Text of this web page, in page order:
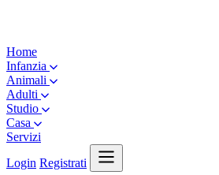
Home
Infanzia
Animali
Adulti
Studio
Casa
Servizi
Login Registrati